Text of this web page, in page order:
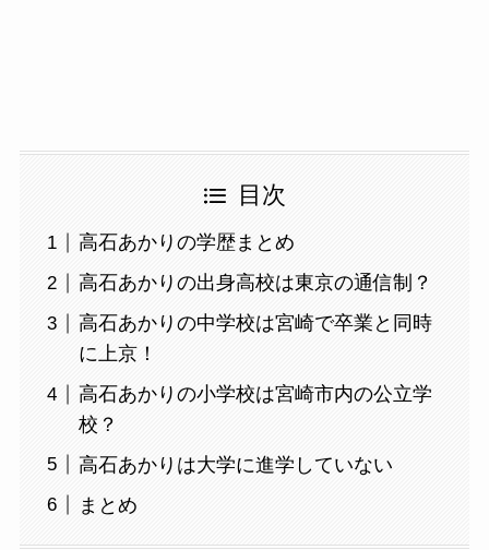
目次
高石あかりの学歴まとめ
高石あかりの出身高校は東京の通信制？
高石あかりの中学校は宮崎で卒業と同時
に上京！
高石あかりの小学校は宮崎市内の公立学
校？
高石あかりは大学に進学していない
まとめ